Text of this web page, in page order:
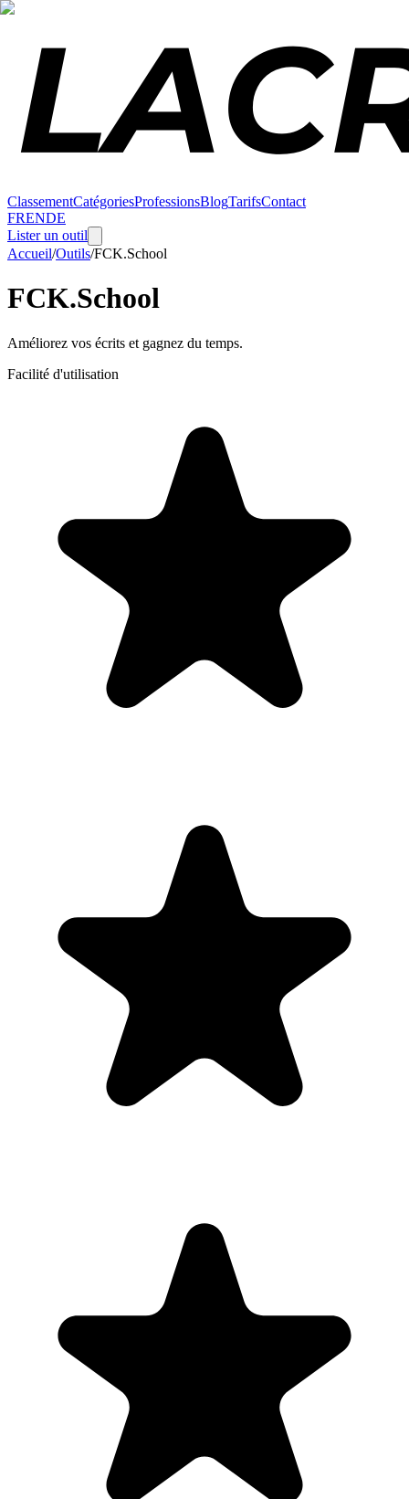
ClassementCatégoriesProfessionsBlogTarifsContact
FRENDE
Lister un outil
Accueil/Outils/FCK.School
FCK.School
Améliorez vos écrits et gagnez du temps.
Facilité d'utilisation